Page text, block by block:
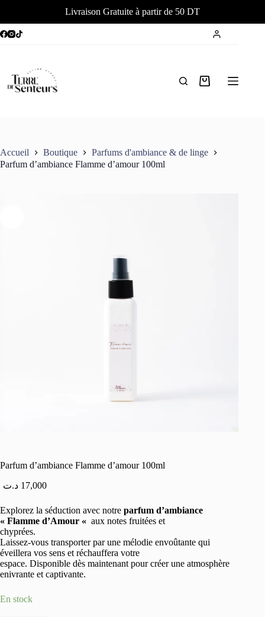
Livraison Gratuite à partir de 50 DT
Passer
au
Panier
Accueil Boutique
Parfums d'ambiance & de linge
Parfum d’ambiance Flamme d’amour 100ml
Parfum d’ambiance Flamme d’amour 100ml
17,000 د.ت
Explorez la séduction avec notre parfum d’ambiance
« Flamme d’Amour « aux notes fruitées et
chyprées.
Laissez-vous transporter par une mélodie envoûtante qui
éveillera vos sens et réchauffera votre
espace. Disponible dès maintenant pour créer une atmosphère
enivrante et captivante.
En stock